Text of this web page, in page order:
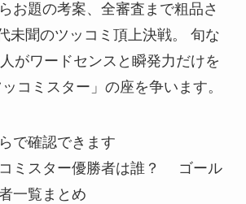
お題の考案、全審査まで粗品さ
未聞のツッコミ頂上決戦。 旬な
がワードセンスと瞬発力だけを
コミスター」の座を争います。
で確認できます
ミスター優勝者は誰？ ゴール
一覧まとめ